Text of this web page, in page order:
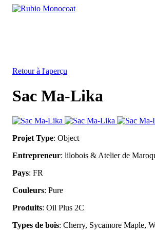
Skip
to
Retour à l'aperçu
Sac Ma-Lika
Projet Type: Object
Entrepreneur: lilobois & Atelier de
Pays: FR
Couleurs: Pure
Produits: Oil Plus 2C
Types de bois: Cherry, Sycamore Maple,